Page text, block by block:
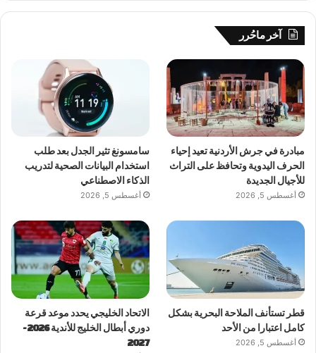
آخر ماحُرر
مبادرة في جرش الأردنية تعيد إحياء
الحرف اليدوية وتحافظ على التراث
للأجيال الجديدة
أغسطس 5, 2026
سامسونغ تثير الجدل بعد طلب
استخدام البيانات الصحية لتدريب
الذكاء الاصطناعي
أغسطس 5, 2026
قطر تستأنف الملاحة البحرية بشكل
كامل اعتبارا من الأحد
أغسطس 5, 2026
الاتحاد الخليجي يحدد موعد قرعة
دوري أبطال الخليج للأندية 2026-
2027